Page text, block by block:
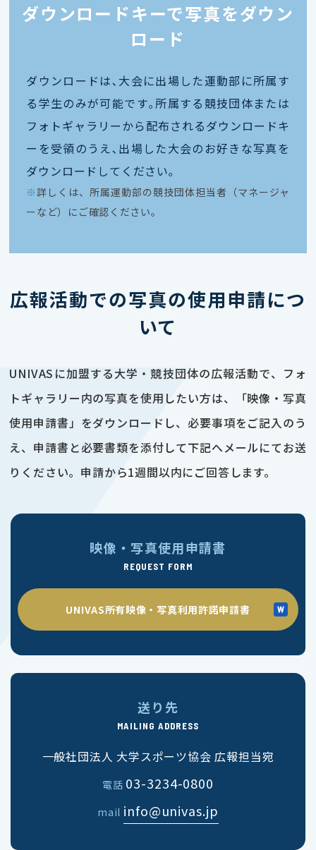
ダウンロードキーで写真をダウン
ロード
ダウンロードは､大会に出場した運動部に所属す
る学生のみが可能です｡所属する競技団体または
フォトギャラリーから配布されるダウンロードキ
ーを受領のうえ､出場した大会のお好きな写真を
ダウンロードしてください｡
※ 詳しくは、所属運動部の競技団体担当者（マネージャ
ーなど）にご確認ください。
広報活動での写真の使用申請につ
いて
UNIVASに加盟する大学・競技団体の広報活動で、フォ
トギャラリー内の写真を使用したい方は、「映像・写真
使用申請書」をダウンロードし、必要事項をご記入のう
え、申請書と必要書類を添付して下記へメールにてお送
りください。申請から1週間以内にご回答します。
映像・写真使用申請書
REQUEST FORM
UNIVAS所有映像・写真利用許諾申請書
送り先
MAILING ADDRESS
一般社団法人 大学スポーツ協会 広報担当宛
電話 03-3234-0800
mail info@univas.jp